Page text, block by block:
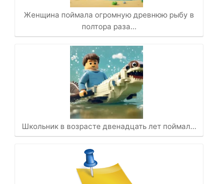
Женщина поймала огромную древнюю рыбу в
полтора раза…
Школьник в возрасте двенадцать лет поймал…